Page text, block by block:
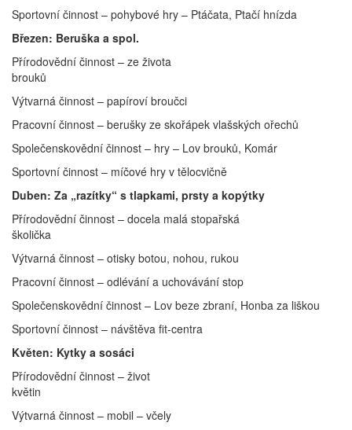
Sportovní činnost – pohybové hry – Ptáčata, Ptačí hnízda
Březen: Beruška a spol.
Přírodovědní činnost – ze života
brouků
Výtvarná činnost – papíroví broučci
Pracovní činnost – berušky ze skořápek vlašských ořechů
Společenskovědní činnost – hry – Lov brouků, Komár
Sportovní činnost – míčové hry v tělocvičně
Duben: Za „razítky“ s tlapkami, prsty a kopýtky
Přírodovědní činnost – docela malá stopařská
školička
Výtvarná činnost – otisky botou, nohou, rukou
Pracovní činnost – odlévání a uchovávání stop
Společenskovědní činnost – Lov beze zbraní, Honba za liškou
Sportovní činnost – návštěva fit-centra
Květen: Kytky a sosáci
Přírodovědní činnost – život
květin
Výtvarná činnost – mobil – včely